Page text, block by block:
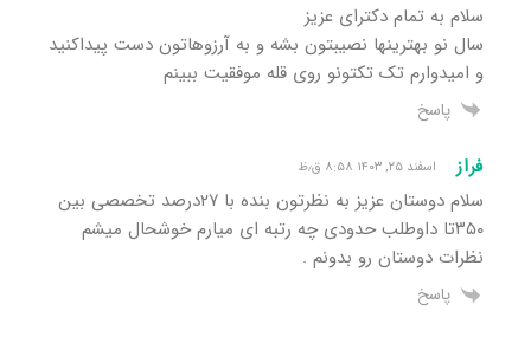
سلام به تمام دکترای عزیز
سال نو بهترینها نصیبتون بشه و به آرزوهاتون دست پیداکنید
و امیدوارم تک تکتونو روی قله موفقیت ببینم
پاسخ
فراز اسفند ۲۵, ۱۴۰۳ ۸:۵۸ ق٫ظ
سلام دوستان عزیز به نظرتون بنده با ۲۷درصد تخصصی بین
۳۵۰تا داوطلب حدودی چه رتبه ای میارم خوشحال میشم
نظرات دوستان رو بدونم .
پاسخ